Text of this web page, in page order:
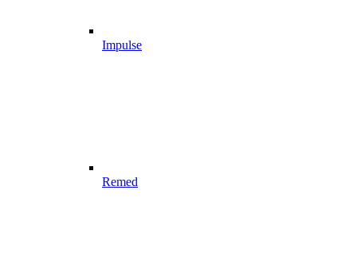
Impulse
Remed